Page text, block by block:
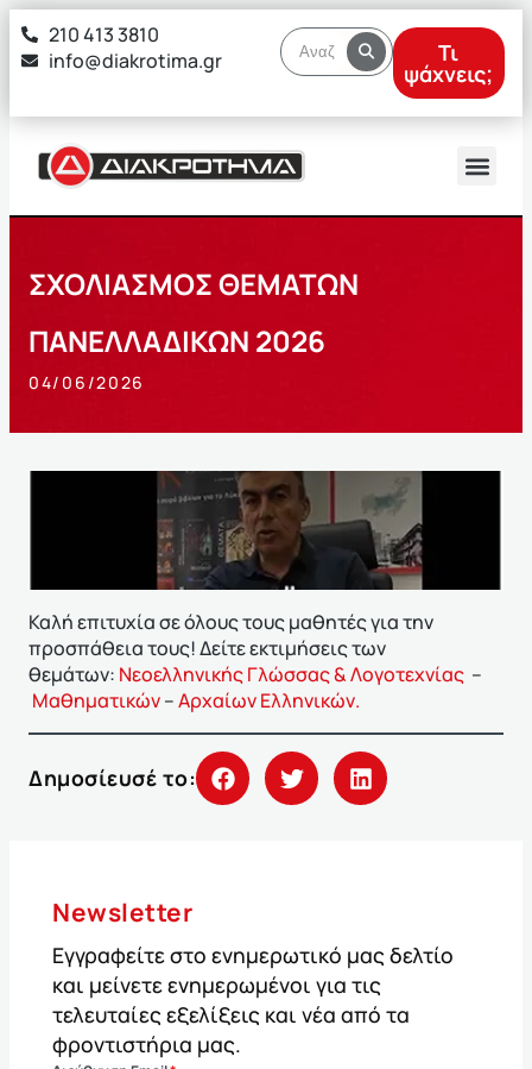
στο
περιεχόμενο
210 413 3810
info@diakrotima.gr
Τι
ψάχνεις;
ΣΧΟΛΙΑΣΜΟΣ ΘΕΜΑΤΩΝ
ΠΑΝΕΛΛΑΔΙΚΩΝ 2026
04/06/2026
Καλή επιτυχία σε όλους τους μαθητές για την
προσπάθεια τους! Δείτε εκτιμήσεις των
θεμάτων: Νεοελληνικής Γλώσσας & Λογοτεχνίας –
Mαθηματικών–Αρχαίων Ελληνικών.
Δημοσίευσέ το:
Newsletter
Εγγραφείτε στο ενημερωτικό μας δελτίο
και μείνετε ενημερωμένοι για τις
τελευταίες εξελίξεις και νέα από τα
φροντιστήρια μας.